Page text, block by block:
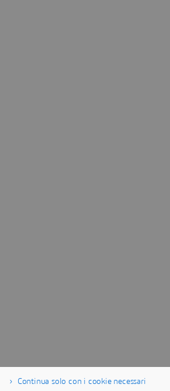
Continua solo con i cookie necessari